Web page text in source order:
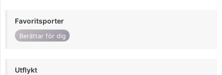
Favoritsporter
Berättar för dig
Utflykt